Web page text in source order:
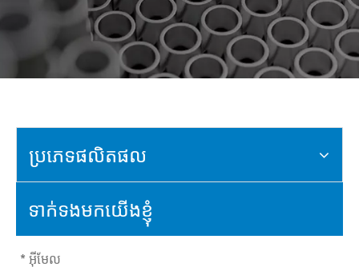
ប្រភេទផលិតផល
ទាក់ទងមកយើងខ្ញុំ